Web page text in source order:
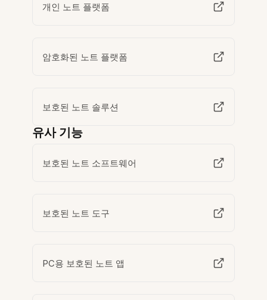
개인 노트 플랫폼
암호화된 노트 플랫폼
보호된 노트 솔루션
유사 기능
보호된 노트 소프트웨어
보호된 노트 도구
PC용 보호된 노트 앱